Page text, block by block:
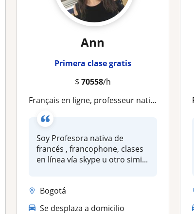
Ann
Primera clase gratis
$ 70558/h
Français en ligne, professeur native, francophone
Soy Profesora nativa de
francés , francophone, clases
en línea vía skype u otro simi...
Bogotá
Se desplaza a domicilio